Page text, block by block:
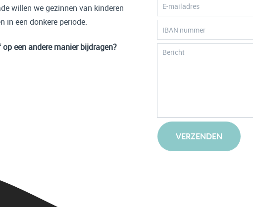
willen we gezinnen van kinderen
in een donkere periode.
een andere manier bijdragen?
VERZENDEN